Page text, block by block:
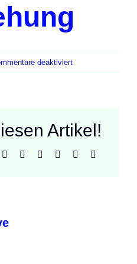
deaktiviertfür
Auferstehung
Artikel!
Telegram
TumblrPinterest Xing